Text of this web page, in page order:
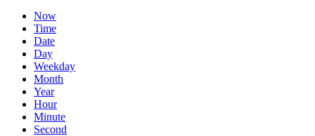
Now
Time
Date
Day
Weekday
Month
Year
Hour
Minute
Second